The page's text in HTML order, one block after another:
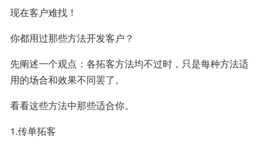
现在客户难找！
你都用过那些方法开发客户？
先阐述一个观点：各拓客方法均不过时，只是每种方法适
用的场合和效果不同罢了。
看看这些方法中那些适合你。
1.传单拓客